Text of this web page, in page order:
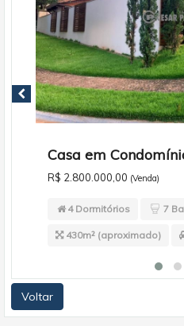
Casa em
R$ 2.800.000,00 (Venda)
4 Dormitórios 7
430m² (aproximado)
Voltar